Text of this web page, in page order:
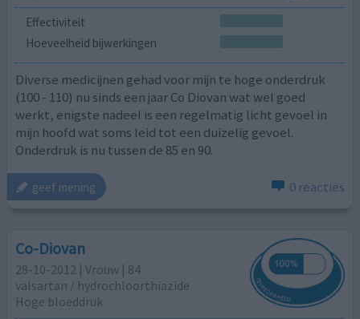
Effectiviteit
Hoeveelheid bijwerkingen
Diverse medicijnen gehad voor mijn te hoge onderdruk
(100 - 110) nu sinds een jaar Co Diovan wat wel goed
werkt, enigste nadeel is een regelmatig licht gevoel in
mijn hoofd wat soms leid tot een duizelig gevoel.
Onderdruk is nu tussen de 85 en 90.
geef mening 0 reacties
Co-Diovan
28-10-2012 | Vrouw | 84
valsartan / hydrochloorthiazide
Hoge bloeddruk